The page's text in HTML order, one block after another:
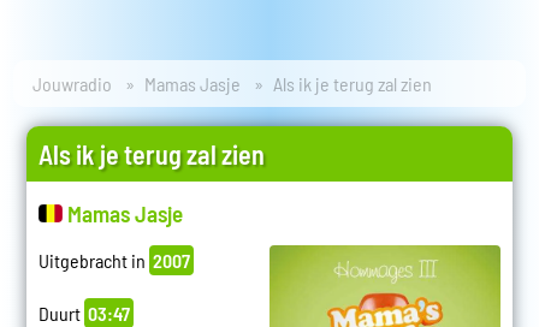
Jouwradio Mamas Jasje Als ik je terug zal zien
Als ik je terug zal zien
Mamas Jasje
Uitgebracht in 2007
Duurt 03:47